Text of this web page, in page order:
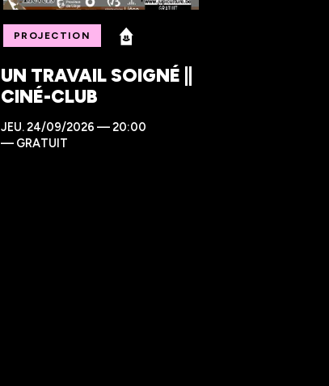
PROJECTION
UN TRAVAIL SOIGNÉ ||
CINÉ-CLUB
JEU.24/09/2026 — 20:00
— GRATUIT